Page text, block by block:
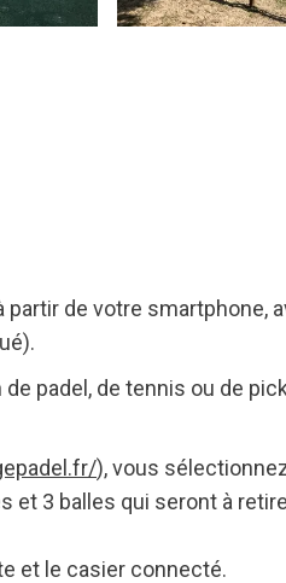
partir de votre smartphone,
padel, de tennis ou de
), vous
et 3 balles qui seront à
et le casier connecté.